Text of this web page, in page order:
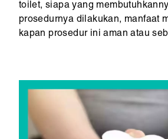
toilet, siapa yang
prosedurnya dilakukan, manfaat
kapan prosedur ini aman atau